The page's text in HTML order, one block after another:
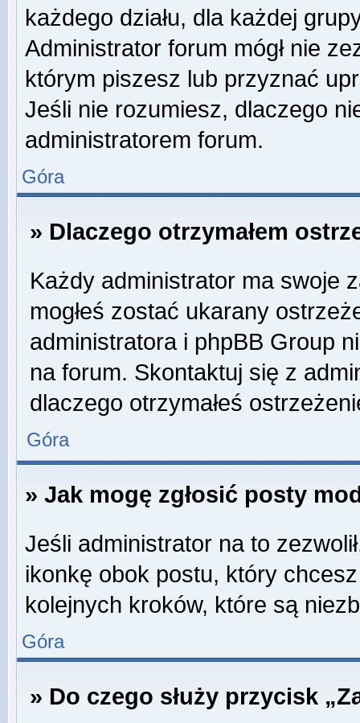
każdego działu, dla każdej
Administrator forum mógł nie
którym piszesz lub przyznać
Jeśli nie rozumiesz, dlaczego
administratorem forum.
Góra
» Dlaczego otrzymałem
Każdy administrator ma swoje
mogłeś zostać ukarany
administratora i phpBB Group
na forum. Skontaktuj się z
dlaczego otrzymałeś
Góra
» Jak mogę zgłosić posty
Jeśli administrator na to
ikonkę obok postu, który
kolejnych kroków, które są
Góra
» Do czego służy przycisk